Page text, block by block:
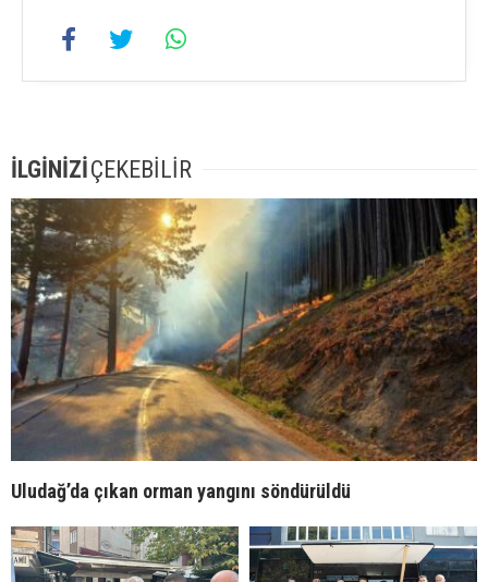
İLGİNİZİÇEKEBİLİR
Uludağ’da çıkan orman yangını söndürüldü